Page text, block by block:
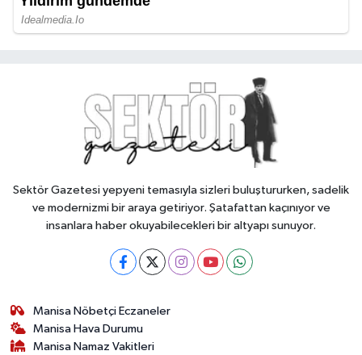
Sektör Gazetesi yepyeni temasıyla sizleri buluştururken, sadelik
ve modernizmi bir araya getiriyor. Şatafattan kaçınıyor ve
insanlara haber okuyabilecekleri bir altyapı sunuyor.
Manisa Nöbetçi Eczaneler
Manisa Hava Durumu
Manisa Namaz Vakitleri